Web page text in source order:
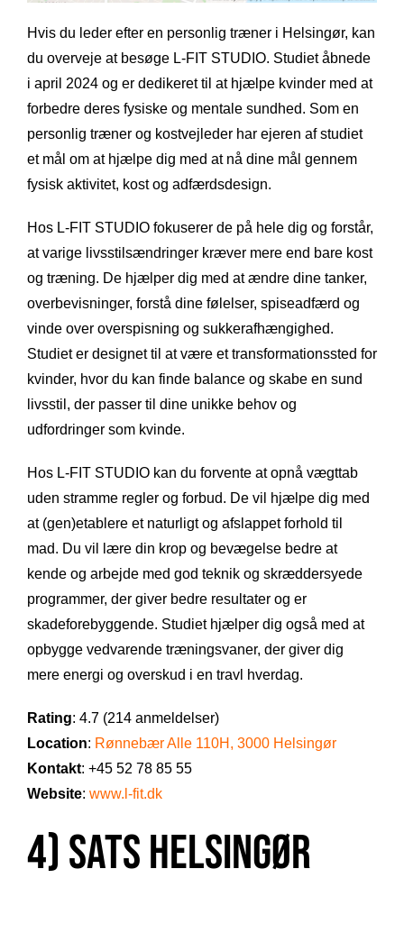
Hvis du leder efter en personlig træner i Helsingør, kan
du overveje at besøge L-FIT STUDIO. Studiet åbnede
i april 2024 og er dedikeret til at hjælpe kvinder med at
forbedre deres fysiske og mentale sundhed. Som en
personlig træner og kostvejleder har ejeren af studiet
et mål om at hjælpe dig med at nå dine mål gennem
fysisk aktivitet, kost og adfærdsdesign.
Hos L-FIT STUDIO fokuserer de på hele dig og forstår,
at varige livsstilsændringer kræver mere end bare kost
og træning. De hjælper dig med at ændre dine tanker,
overbevisninger, forstå dine følelser, spiseadfærd og
vinde over overspisning og sukkerafhængighed.
Studiet er designet til at være et transformationssted for
kvinder, hvor du kan finde balance og skabe en sund
livsstil, der passer til dine unikke behov og
udfordringer som kvinde.
Hos L-FIT STUDIO kan du forvente at opnå vægttab
uden stramme regler og forbud. De vil hjælpe dig med
at (gen)etablere et naturligt og afslappet forhold til
mad. Du vil lære din krop og bevægelse bedre at
kende og arbejde med god teknik og skræddersyede
programmer, der giver bedre resultater og er
skadeforebyggende. Studiet hjælper dig også med at
opbygge vedvarende træningsvaner, der giver dig
mere energi og overskud i en travl hverdag.
Rating: 4.7 (214 anmeldelser)
Location: Rønnebær Alle 110H, 3000 Helsingør
Kontakt: +45 52 78 85 55
Website: www.l-fit.dk
4) SATS Helsingør